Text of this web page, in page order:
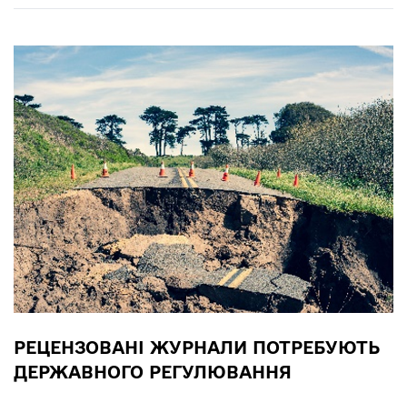
РЕЦЕНЗОВАНІ ЖУРНАЛИ ПОТРЕБУЮТЬ
ДЕРЖАВНОГО РЕГУЛЮВАННЯ